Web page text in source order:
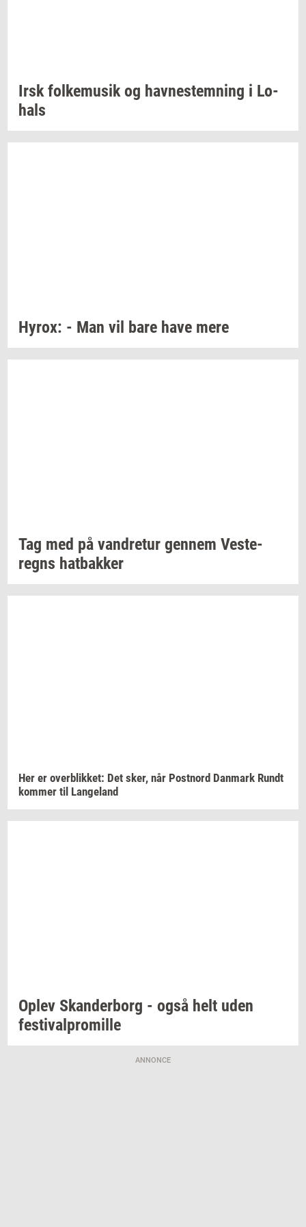
Irskfol­kemu­sikog hav­ne­stem­ning i Lo­
hals
Hyrox: - Man vil bare have mere
Tag med på van­dre­tur gen­nem Ve­ste­
regns hat­bak­ker
Her er over­blik­ket: Det sker, når Po­st­n­ord Dan­mark Rundt
kom­mer til Lan­geland
Oplev Skan­der­borg - også helt uden
festi­val­pro­mil­le
ANNONCE